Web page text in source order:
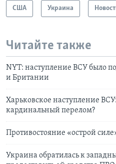
США Украина
Читайте также
NYT: наступление ВСУ было
и Британии
Харьковское наступление
кардинальный перелом?
Противостояние «острой
Украина обратилась к